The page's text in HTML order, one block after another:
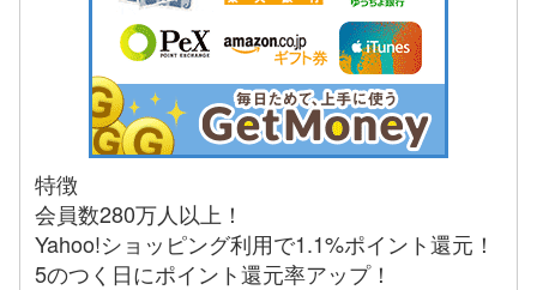
特徴
会員数280万人以上！
Yahoo!ショッピング利用で1.1%ポイント還元！
5のつく日にポイント還元率アップ！